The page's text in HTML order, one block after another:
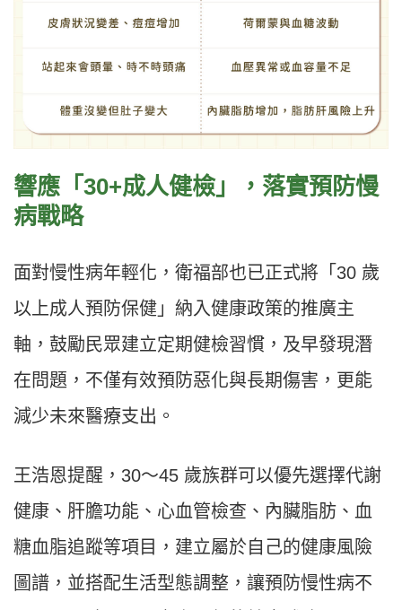
響應「30+成人健檢」，落實預防慢
病戰略
面對慢性病年輕化，衛福部也已正式將「30 歲
以上成人預防保健」納入健康政策的推廣主
軸，鼓勵民眾建立定期健檢習慣，及早發現潛
在問題，不僅有效預防惡化與長期傷害，更能
減少未來醫療支出。
王浩恩提醒，30～45 歲族群可以優先選擇代謝
健康、肝膽功能、心血管檢查、內臟脂肪、血
糖血脂追蹤等項目，建立屬於自己的健康風險
圖譜，並搭配生活型態調整，讓預防慢性病不